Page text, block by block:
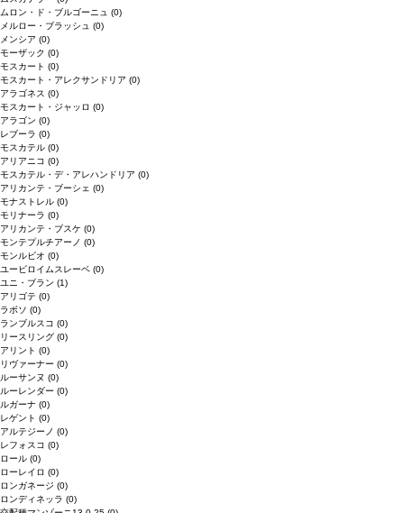
ムロン・ド・ブルゴーニュ (0)
メルロー・ブラッシュ (0)
メンシア (0)
モーザック (0)
モスカート (0)
モスカート・アレクサンドリア (0)
アラゴネス (0)
モスカート・ジャッロ (0)
アラゴン (0)
レブーラ (0)
モスカテル (0)
アリアニコ (0)
モスカテル・デ・アレハンドリア (0)
アリカンテ・ブーシェ (0)
モナストレル (0)
モリナーラ (0)
アリカンテ・ブスケ (0)
モンテプルチアーノ (0)
モンルビオ (0)
ユービロイムスレーベ (0)
ユニ・ブラン (1)
アリゴテ (0)
ラボソ (0)
ランブルスコ (0)
リースリング (0)
アリント (0)
リヴァーナー (0)
ルーサンヌ (0)
ルーレンダー (0)
ルガーナ (0)
レゲント (0)
アルテジーノ (0)
レフォスコ (0)
ロール (0)
ローレイロ (0)
ロンガネージ (0)
ロンディネッラ (0)